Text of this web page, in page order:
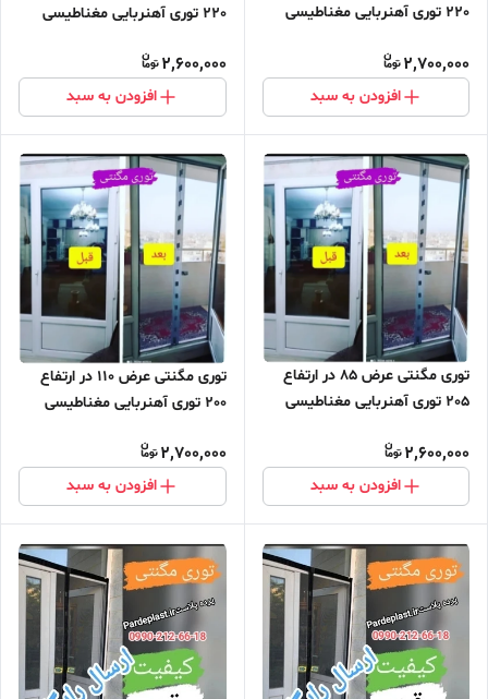
220 توری آهنربایی مغناطیسی
مگنتی پرده توری بالکن توری
مغازه پرده مغازه
2,700,000
افزودن به سبد
220 توری آهنربایی مغناطیسی
مگنتی پرده توری بالکن توری
مغازه پرده مغازه
2,600,000
افزودن به سبد
توری مگنتی عرض 85 در ارتفاع
205 توری آهنربایی مغناطیسی
مگنتی پرده توری بالکن توری
مغازه پرده مغازه
2,600,000
افزودن به سبد
توری مگنتی عرض 110 در ارتفاع
200 توری آهنربایی مغناطیسی
مگنتی پرده توری بالکن توری
مغازه پرده مغازه
2,700,000
افزودن به سبد